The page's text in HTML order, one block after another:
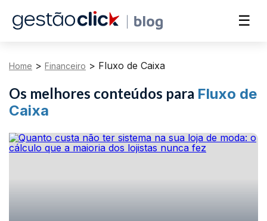
☰
Home > Financeiro > Fluxo de Caixa
Os melhores conteúdos para Fluxo de
Caixa